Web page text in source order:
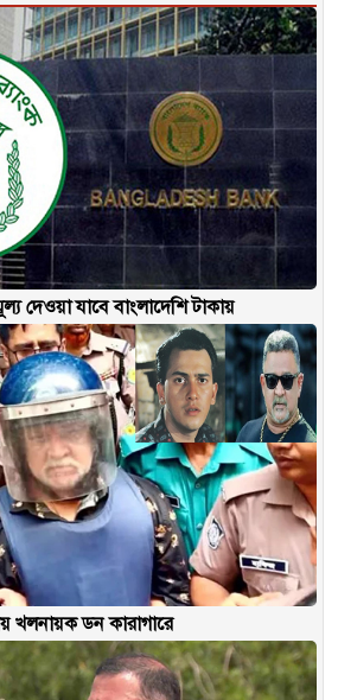
দেওয়া যাবে বাংলাদেশি টাকায়
খলনায়ক ডন কারাগারে